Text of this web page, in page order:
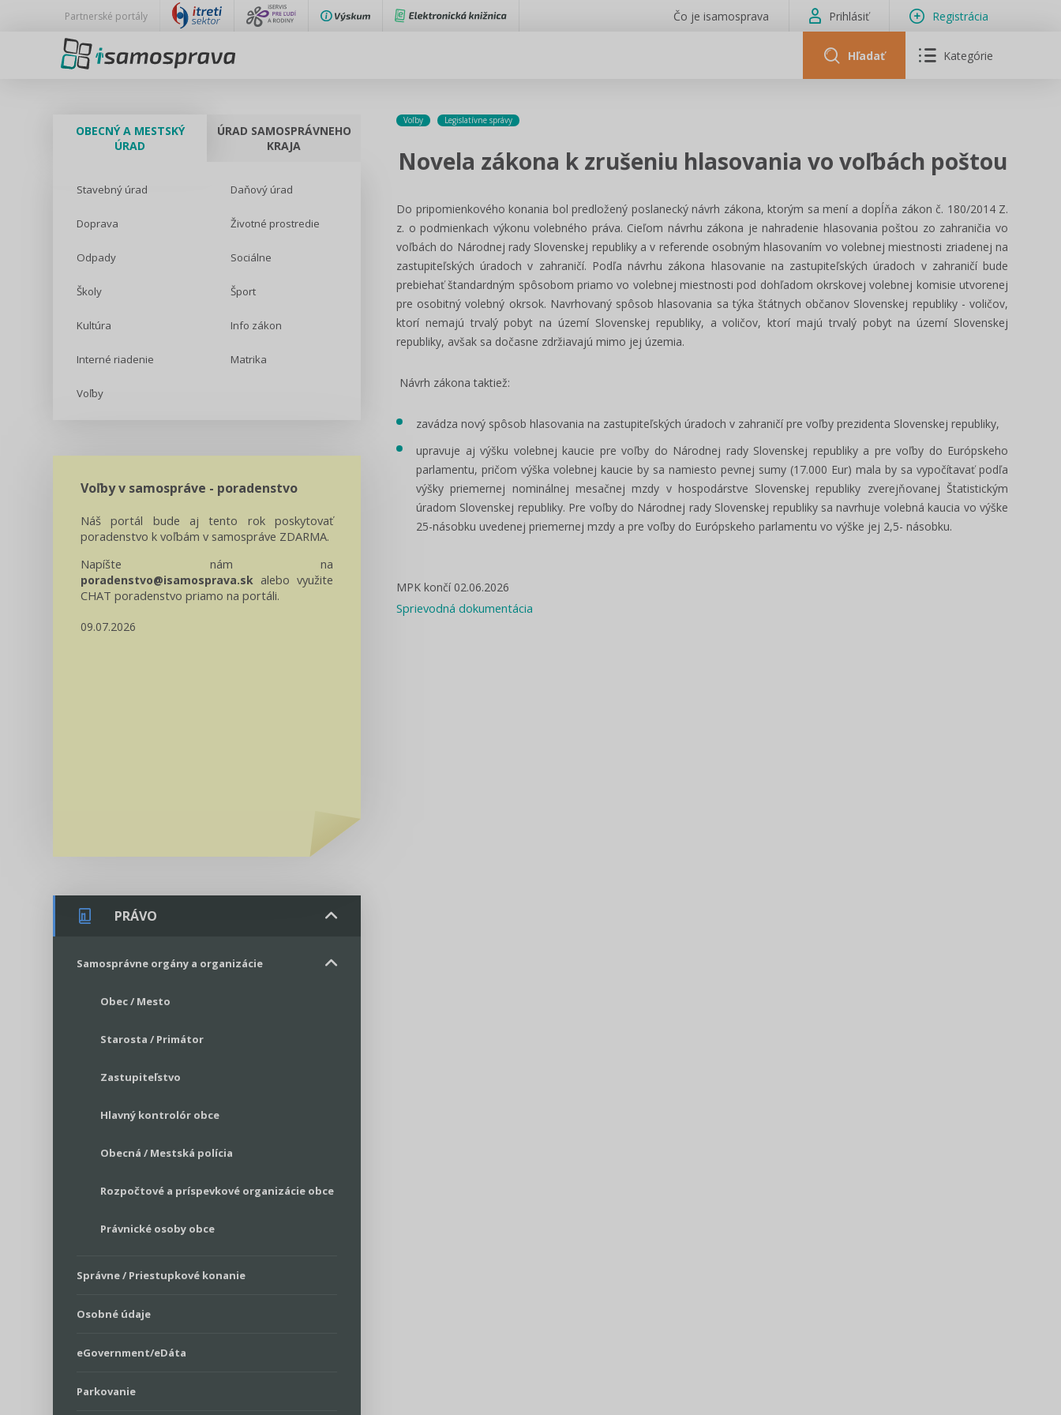
Partnerské portály Čo je isamosprava Prihlásiť Registrácia
Hľadať Kategórie
OBECNÝ A MESTSKÝ
ÚRAD
ÚRAD SAMOSPRÁVNEHO
KRAJA
Stavebný úrad Daňový úrad
Doprava Životné prostredie
Odpady Sociálne
Školy Šport
Kultúra Info zákon
Interné riadenie Matrika
Voľby
Voľby v samospráve - poradenstvo
Náš portál bude aj tento rok poskytovať
poradenstvo k voľbám v samospráve ZDARMA.
Napíšte nám na
poradenstvo@isamosprava.sk alebo využite
CHAT poradenstvo priamo na portáli.
09.07.2026
PRÁVO
Samosprávne orgány a organizácie
Obec / Mesto
Starosta / Primátor
Zastupiteľstvo
Hlavný kontrolór obce
Obecná / Mestská polícia
Rozpočtové a príspevkové organizácie obce
Právnické osoby obce
Správne / Priestupkové konanie
Osobné údaje
eGovernment/eDáta
Parkovanie
Voľby Legislatívne správy
Novela zákona k zrušeniu hlasovania vo voľbách poštou
Do pripomienkového konania bol predložený poslanecký návrh zákona, ktorým sa mení a dopĺňa zákon č. 180/2014 Z.
z. o podmienkach výkonu volebného práva. Cieľom návrhu zákona je nahradenie hlasovania poštou zo zahraničia vo
voľbách do Národnej rady Slovenskej republiky a v referende osobným hlasovaním vo volebnej miestnosti zriadenej na
zastupiteľských úradoch v zahraničí. Podľa návrhu zákona hlasovanie na zastupiteľských úradoch v zahraničí bude
prebiehať štandardným spôsobom priamo vo volebnej miestnosti pod dohľadom okrskovej volebnej komisie utvorenej
pre osobitný volebný okrsok. Navrhovaný spôsob hlasovania sa týka štátnych občanov Slovenskej republiky - voličov,
ktorí nemajú trvalý pobyt na území Slovenskej republiky, a voličov, ktorí majú trvalý pobyt na území Slovenskej
republiky, avšak sa dočasne zdržiavajú mimo jej územia.
Návrh zákona taktiež:
zavádza nový spôsob hlasovania na zastupiteľských úradoch v zahraničí pre voľby prezidenta Slovenskej republiky,
upravuje aj výšku volebnej kaucie pre voľby do Národnej rady Slovenskej republiky a pre voľby do Európskeho
parlamentu, pričom výška volebnej kaucie by sa namiesto pevnej sumy (17.000 Eur) mala by sa vypočítavať podľa
výšky priemernej nominálnej mesačnej mzdy v hospodárstve Slovenskej republiky zverejňovanej Štatistickým
úradom Slovenskej republiky. Pre voľby do Národnej rady Slovenskej republiky sa navrhuje volebná kaucia vo výške
25-násobku uvedenej priemernej mzdy a pre voľby do Európskeho parlamentu vo výške jej 2,5- násobku.
MPK končí 02.06.2026
Sprievodná dokumentácia